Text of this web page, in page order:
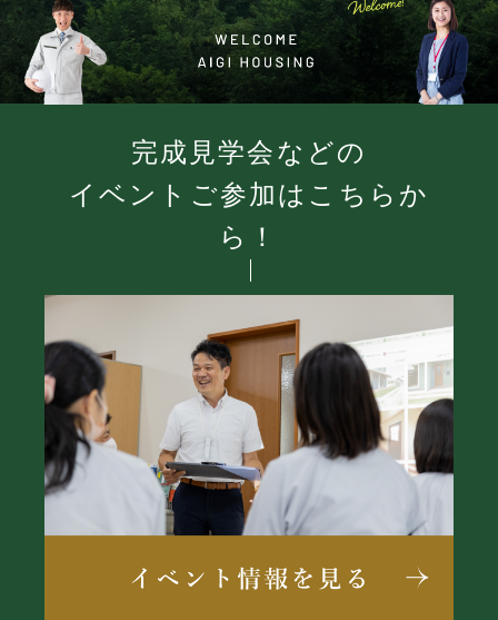
完成見学会などの
イベントご参加はこちらか
ら！